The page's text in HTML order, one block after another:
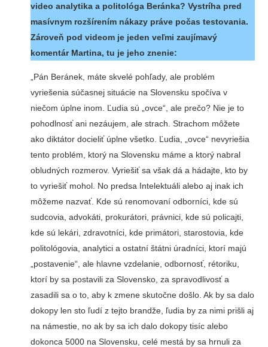
video analytika a politológa Beránka? Vystríha pred
masívnym rozšírením nákazy práve počas testovania.
Zároveň pod videom je jeden veľmi zaujímavý
komentár Martina, tu je jeho znenie:
„Pán Beránek, máte skvelé pohľady, ale problém
vyriešenia súčasnej situácie na Slovensku spočíva v
niečom úplne inom. Ľudia sú „ovce“, ale prečo? Nie je to
pohodlnosť ani nezáujem, ale strach. Strachom môžete
ako diktátor docieliť úplne všetko. Ľudia, „ovce“ nevyriešia
tento problém, ktorý na Slovensku máme a ktorý nabral
obludných rozmerov. Vyriešiť sa však dá a hádajte, kto by
to vyriešiť mohol. No predsa Intelektuáli alebo aj inak ich
môžeme nazvať. Kde sú renomovaní odborníci, kde sú
sudcovia, advokáti, prokurátori, právnici, kde sú policajti,
kde sú lekári, zdravotníci, kde primátori, starostovia, kde
politológovia, analytici a ostatní štátni úradníci, ktorí majú
„postavenie“, ale hlavne vzdelanie, odbornosť, rétoriku,
ktorí by sa postavili za Slovensko, za spravodlivosť a
zasadili sa o to, aby k zmene skutočne došlo. Ak by sa dalo
dokopy len sto ľudí z tejto brandže, ľudia by za nimi prišli aj
na námestie, no ak by sa ich dalo dokopy tisíc alebo
dokonca 5000 na Slovensku, celé mestá by sa hrnuli za